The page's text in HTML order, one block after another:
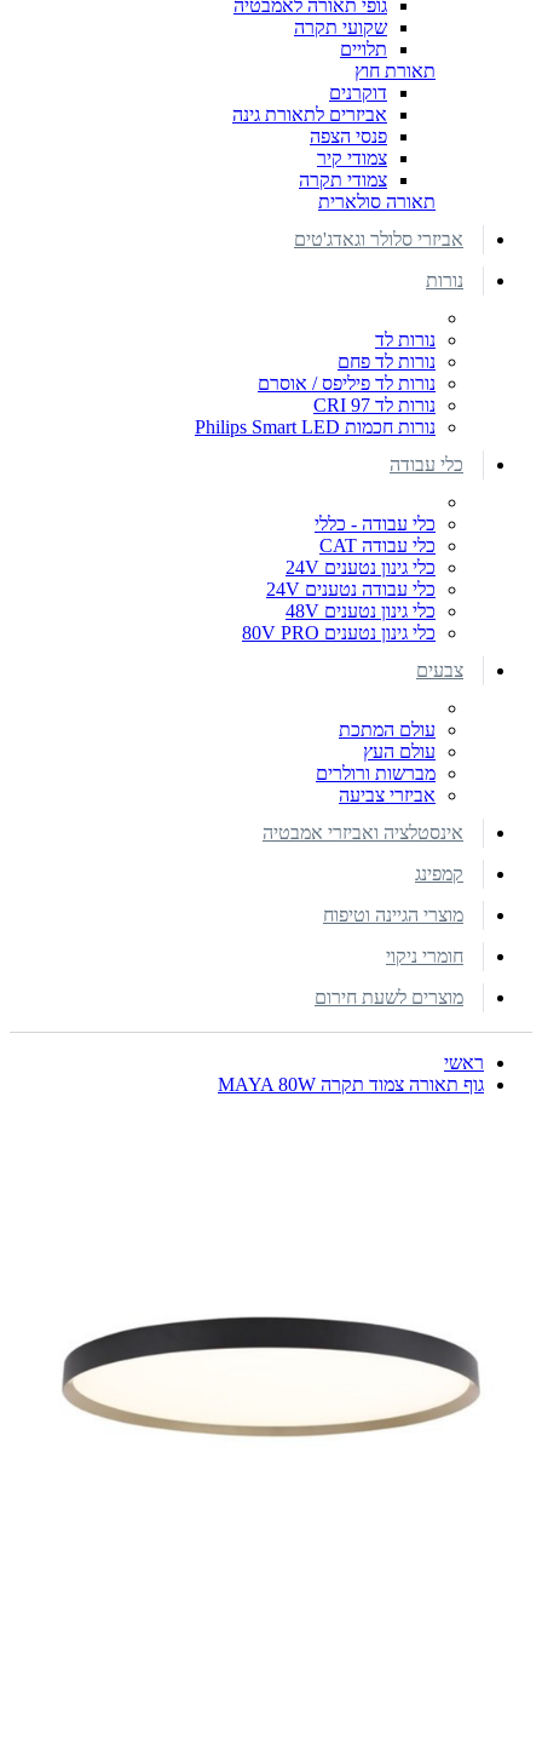
גופי תאורה לאמבטיה
שקועי תקרה
תלויים
תאורת חוץ
דוקרנים
אביזרים לתאורת גינה
פנסי הצפה
צמודי קיר
צמודי תקרה
תאורה סולארית
אביזרי סלולר וגאדג'טים
נורות
נורות לד
נורות לד פחם
נורות לד פיליפס / אוסרם
נורות לד CRI 97
נורות חכמות Philips Smart LED
כלי עבודה
כלי עבודה - כללי
כלי עבודה CAT
כלי גינון נטענים 24V
כלי עבודה נטענים 24V
כלי גינון נטענים 48V
כלי גינון נטענים 80V PRO
צבעים
עולם המתכת
עולם העץ
מברשות ורולרים
אביזרי צביעה
אינסטלציה ואביזרי אמבטיה
קמפינג
מוצרי הגיינה וטיפוח
חומרי ניקוי
מוצרים לשעת חירום
ראשי
גוף תאורה צמוד תקרה MAYA 80W